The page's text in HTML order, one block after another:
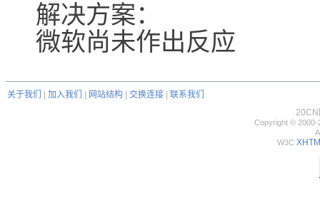
解决方案：
微软尚未作出反应
关于我们 加入我们 网站结构 交换连接
联系我们
20CN
Copyright © 2000-
W3C